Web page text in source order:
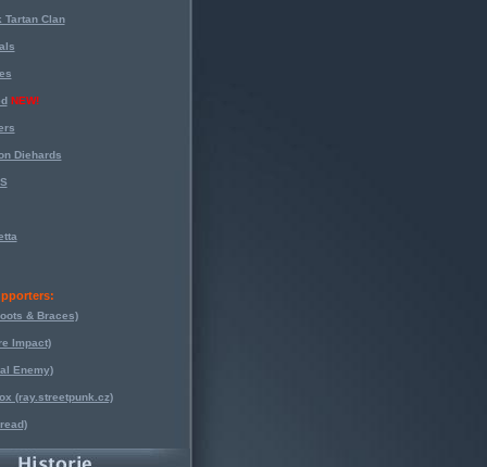
Tartan Clan
NEW!
Diehards
& Braces)
Impact)
Enemy)
(ray.streetpunk.cz)